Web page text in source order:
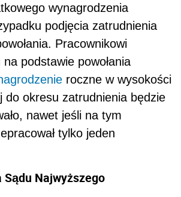
wynagrodzenia
podjęcia zatrudnienia
Pracownikowi
podstawie powołania
roczne w wysokości
do okresu zatrudnienia będzie
nawet jeśli na tym
tylko jeden
Najwyższego